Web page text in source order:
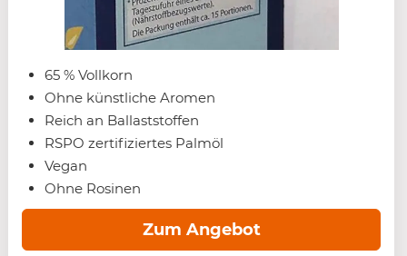
65 % Vollkorn
Ohne künstliche Aromen
Reich an Ballaststoffen
RSPO zertifiziertes Palmöl
Vegan
Ohne Rosinen
Zum Angebot